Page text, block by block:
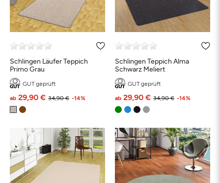
Schlingen Läufer Teppich
Primo Grau
GUT geprüft
34,90 €
ab 29,90 € -14%
Schlingen Teppich Alma
Schwarz Meliert
GUT geprüft
34,90 €
ab 29,90 € -14%